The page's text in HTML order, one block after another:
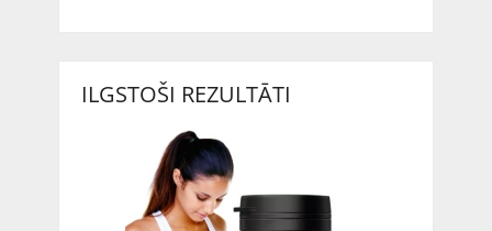
ILGSTOŠI REZULTĀTI